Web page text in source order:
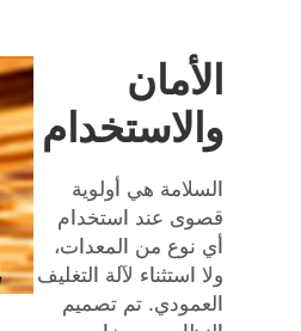
الأمان
والاستخدام
السلامة هي أولوية
قصوى عند استخدام
أي نوع من المعدات،
ولا استثناء لآلة التغليف
العمودي. تم تصميم